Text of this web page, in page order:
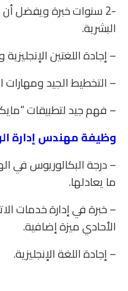
-2 سنوات خبرة ويفضل
البشرية.
– إجادة اللغتين الإنجليزية
– التخطيط الجيد ومهارات
– فهم جيد لتطبيقات
وظيفة مهندس إدارة
– درجة البكالوريوس في
ما يعادلها.
– خبرة في إدارة خدمات
الأحادي ميزة إضافية.
– إجادة اللغة الإنجليزية.